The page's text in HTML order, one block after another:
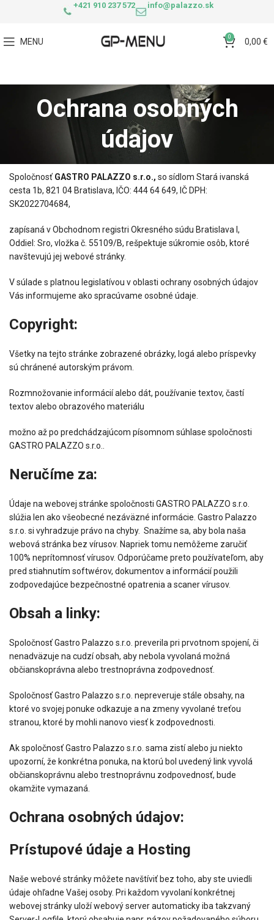
+421 910 237 572 info@palazzo.sk
MENU 0 0,00 €
Ochrana osobných
údajov
Spoločnosť GASTRO PALAZZO s.r.o., so sídlom Stará ivanská
cesta 1b, 821 04 Bratislava, IČO: 444 64 649, IČ DPH:
SK2022704684,
zapísaná v Obchodnom registri Okresného súdu Bratislava I,
Oddiel: Sro, vložka č. 55109/B, rešpektuje súkromie osôb, ktoré
navštevujú jej webové stránky.
V súlade s platnou legislatívou v oblasti ochrany osobných údajov
Vás informujeme ako spracúvame osobné údaje.
Copyright:
Všetky na tejto stránke zobrazené obrázky, logá alebo príspevky
sú chránené autorským právom.
Rozmnožovanie informácií alebo dát, používanie textov, častí
textov alebo obrazového materiálu
možno až po predchádzajúcom písomnom súhlase spoločnosti
GASTRO PALAZZO s.r.o..
Neručíme za:
Údaje na webovej stránke spoločnosti GASTRO PALAZZO s.r.o.
slúžia len ako všeobecné nezáväzné informácie. Gastro Palazzo
s.r.o. si vyhradzuje právo na chyby. Snažíme sa, aby bola naša
webová stránka bez vírusov. Napriek tomu nemôžeme zaručiť
100% neprítomnosť vírusov. Odporúčame preto používateľom, aby
pred stiahnutím softwérov, dokumentov a informácií použili
zodpovedajúce bezpečnostné opatrenia a scaner vírusov.
Obsah a linky:
Spoločnosť Gastro Palazzo s.r.o. preverila pri prvotnom spojení, či
nenadväzuje na cudzí obsah, aby nebola vyvolaná možná
občianskoprávna alebo trestnoprávna zodpovednosť.
Spoločnosť Gastro Palazzo s.r.o. nepreveruje stále obsahy, na
ktoré vo svojej ponuke odkazuje a na zmeny vyvolané treťou
stranou, ktoré by mohli nanovo viesť k zodpovednosti.
Ak spoločnosť Gastro Palazzo s.r.o. sama zistí alebo ju niekto
upozorní, že konkrétna ponuka, na ktorú bol uvedený link vyvolá
občianskoprávnu alebo trestnoprávnu zodpovednosť, bude
okamžite vymazaná.
Ochrana osobných údajov:
Prístupové údaje a Hosting
Naše webové stránky môžete navštíviť bez toho, aby ste uviedli
údaje ohľadne Vašej osoby. Pri každom vyvolaní konkrétnej
webovej stránky uloží webový server automaticky iba takzvaný